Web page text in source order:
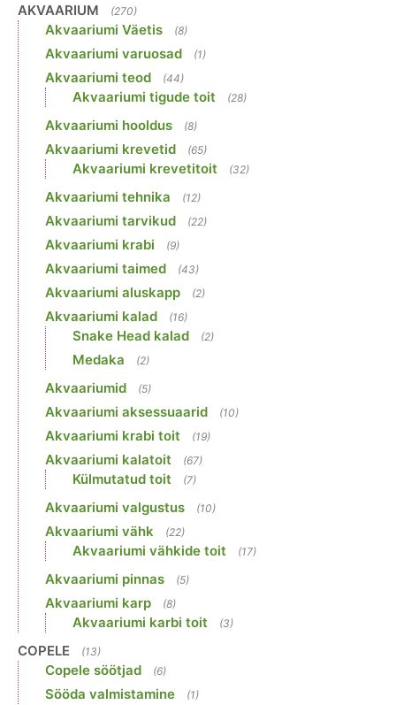
AKVAARIUM (270)
Akvaariumi Väetis (8)
Akvaariumi varuosad (1)
Akvaariumi teod (44)
Akvaariumi tigude toit (28)
Akvaariumi hooldus (8)
Akvaariumi krevetid (65)
Akvaariumi krevetitoit (32)
Akvaariumi tehnika (12)
Akvaariumi tarvikud (22)
Akvaariumi krabi (9)
Akvaariumi taimed (43)
Akvaariumi aluskapp (2)
Akvaariumi kalad (16)
Snake Head kalad (2)
Medaka (2)
Akvaariumid (5)
Akvaariumi aksessuaarid (10)
Akvaariumi krabi toit (19)
Akvaariumi kalatoit (67)
Külmutatud toit (7)
Akvaariumi valgustus (10)
Akvaariumi vähk (22)
Akvaariumi vähkide toit (17)
Akvaariumi pinnas (5)
Akvaariumi karp (8)
Akvaariumi karbi toit (3)
COPELE (13)
Copele söötjad (6)
Sööda valmistamine (1)